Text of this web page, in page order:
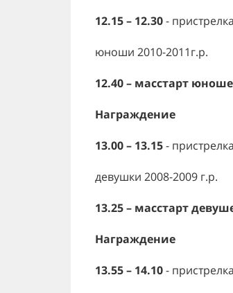
12.15 – 12.30-
юноши 2010-2011г.р.
12.40 – масстарт
Награждение
13.00 – 13.15-
девушки 2008-2009 г.р.
13.25 – масстарт
Награждение
13.55 – 14.10-